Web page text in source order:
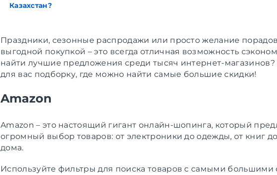
Казахстан?
Праздники, сезонные распродажи или просто желание
выгодной покупкой – это всегда отличная возможность
найти лучшие предложения среди тысяч интернет-
для вас подборку, где можно найти самые большие скидки!
Amazon
Amazon – это настоящий гигант онлайн-шопинга, который
огромный выбор товаров: от электроники до одежды, от книг
дома.
Используйте фильтры для поиска товаров с самыми большими